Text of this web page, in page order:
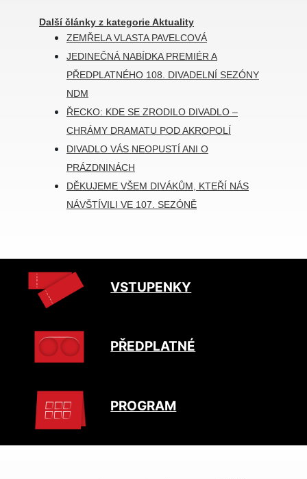
Další články z kategorie Aktuality
ZEMŘELA VLASTA PAVELCOVÁ
JEDINEČNÁ NABÍDKA PREMIÉR A
PŘEDPLATNÉHO 108. DIVADELNÍ SEZÓNY
NDM
ŘECKO: KDE SE ZRODILO DIVADLO –
CHRÁMY DRAMATU POD AKROPOLÍ
DIVADLO VÁS NEOPUSTÍ ANI O
PRÁZDNINÁCH
DĚKUJEME VŠEM DIVÁKŮM, KTEŘÍ NÁS
NÁVŠTÍVILI VE 107. SEZÓNĚ
VSTUPENKY
PŘEDPLATNÉ
PROGRAM